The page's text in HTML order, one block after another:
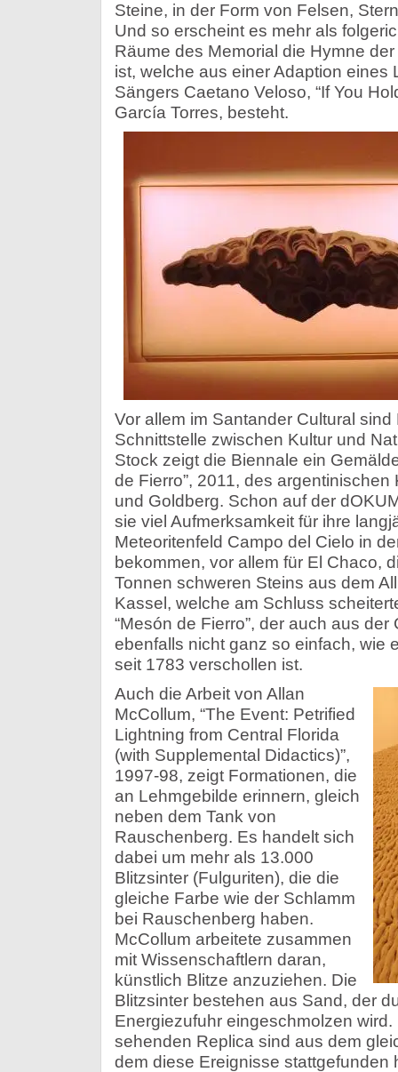
Steine, in der Form von Felsen,
Und so erscheint es mehr als
Räume des Memorial die Hymne
ist, welche aus einer Adaption eines
Sängers Caetano Veloso, “If You
García Torres, besteht.
Vor allem im Santander Cultural
Schnittstelle zwischen Kultur und
Stock zeigt die Biennale ein
de Fierro”, 2011, des
und Goldberg. Schon auf der
sie viel Aufmerksamkeit für ihre
Meteoritenfeld Campo del Cielo in
bekommen, vor allem für El Chaco,
Tonnen schweren Steins aus dem
Kassel, welche am Schluss
“Mesón de Fierro”, der auch aus
ebenfalls nicht ganz so einfach, wie
seit 1783 verschollen ist.
Auch die Arbeit von Allan
McCollum, “The Event: Petrified
Lightning from Central Florida
(with Supplemental Didactics)”,
1997-98, zeigt Formationen, die
an Lehmgebilde erinnern, gleich
neben dem Tank von
Rauschenberg. Es handelt sich
dabei um mehr als 13.000
Blitzsinter (Fulguriten), die die
gleiche Farbe wie der Schlamm
bei Rauschenberg haben.
McCollum arbeitete zusammen
mit Wissenschaftlern daran,
künstlich Blitze anzuziehen. Die
Blitzsinter bestehen aus Sand, der
Energiezufuhr eingeschmolzen
sehenden Replica sind aus dem
dem diese Ereignisse stattgefunden